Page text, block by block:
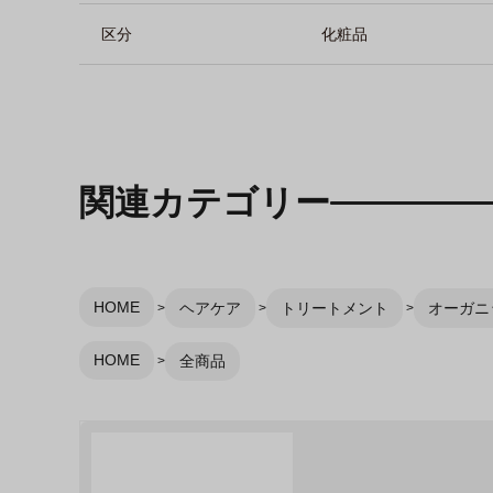
区分 化粧品
関連カテゴリー
HOME ヘアケア トリートメント オーガ
HOME 全商品